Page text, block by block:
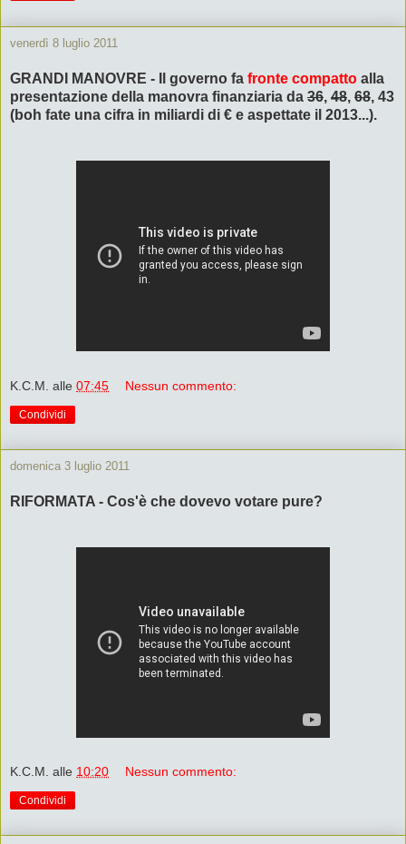
venerdì 8 luglio 2011
GRANDI MANOVRE - Il governo fa fronte compatto alla
presentazione della manovra finanziaria da 36, 48, 68, 43
(boh fate una cifra in miliardi di € e aspettate il 2013...).
K.C.M. alle 07:45 Nessun commento:
Condividi
domenica 3 luglio 2011
RIFORMATA - Cos'è che dovevo votare pure?
K.C.M. alle 10:20 Nessun commento:
Condividi